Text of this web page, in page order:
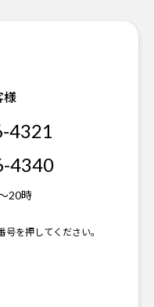
様
4321
4340
20時
を押してください。